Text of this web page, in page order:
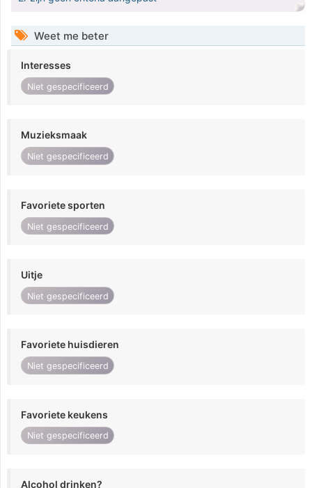
Weet me beter
Interesses
Niet gespecificeerd
Muzieksmaak
Niet gespecificeerd
Favoriete sporten
Niet gespecificeerd
Uitje
Niet gespecificeerd
Favoriete huisdieren
Niet gespecificeerd
Favoriete keukens
Niet gespecificeerd
Alcohol drinken?